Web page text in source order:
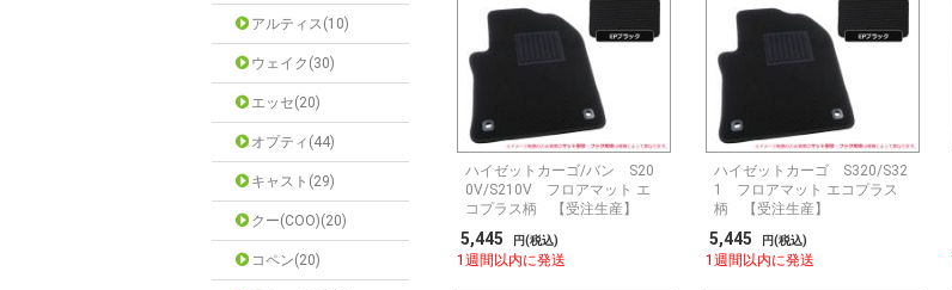
アルティス(10)
ウェイク(30)
エッセ(20)
オプティ(44)
キャスト(29)
クー(COO)(20)
コペン(20)
ハイゼットカーゴ/バン S20
0V/S210V フロアマット エ
コプラス柄 【受注生産】
5,445 円(税込)
1週間以内に発送
ハイゼットカーゴ S320/S32
1 フロアマット エコプラス
柄 【受注生産】
5,445 円(税込)
1週間以内に発送